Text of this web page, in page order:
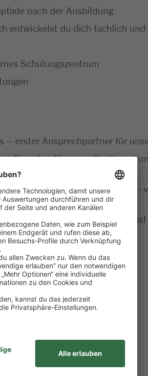
nach der Ausbildung
entwickelst du dich fachlich
Schulungszentrum
– erster Ansprechpartner für
Experten für unser Sortiment
vertraut gemacht –
selbst den Einsatz